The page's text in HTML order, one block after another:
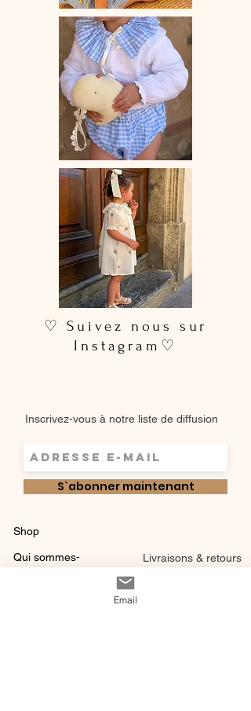
30° max, couleurs similaires, cycle
délicat. Ne pas utilser de sèche-linge
♡ Suivez nous sur
Instagram♡
Inscrivez-vous à notre liste de diffusion
S`abonner maintenant
Shop
Qui sommes-
instagram
Livraisons & retours
Email